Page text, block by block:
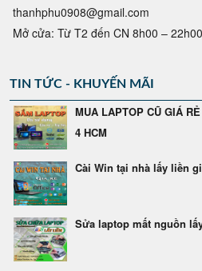
thanhphu0908@gmail.com
Mở cửa: Từ T2 đến CN 8h00 – 22h00
TIN TỨC - KHUYẾN MÃI
MUA LAPTOP CŨ GIÁ
4 HCM
Cài Win tại nhà lấy liền
Sửa laptop mất nguồn